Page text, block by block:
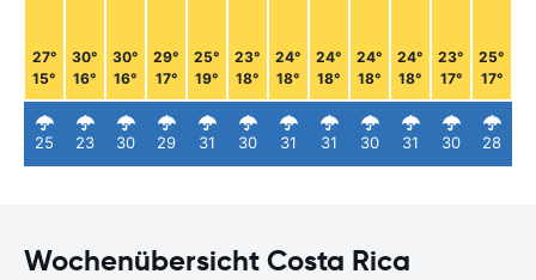
27°
15°
25
30°
16°
23
30°
16°
30
29°
17°
29
25°
19°
31
23°
18°
30
24°
18°
31
24°
18°
31
24°
18°
30
24°
18°
31
23°
17°
30
25°
17°
28
Wochenübersicht Costa Rica